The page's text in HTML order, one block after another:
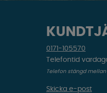
0171-105570
Telefontid
Telefon stängd mellan
Skicka e-post